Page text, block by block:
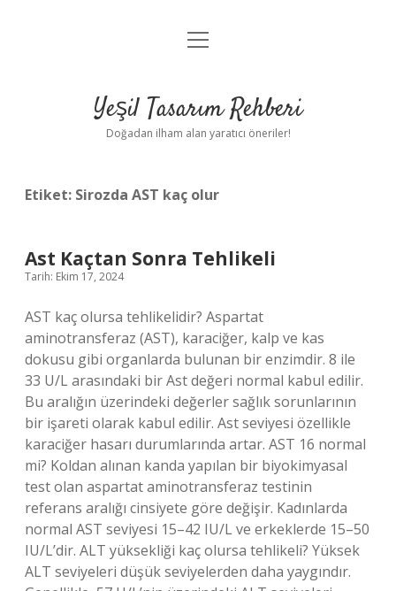
Anasayfa
Yasal Uyarı
menüyü
Yeşil Tasarım Rehberi
Doğadan ilham alan yaratıcı öneriler!
Etiket: Sirozda AST kaç olur
Ast Kaçtan Sonra Tehlikeli
Tarih: Ekim 17, 2024
AST kaç olursa tehlikelidir? Aspartat
aminotransferaz (AST), karaciğer, kalp ve kas
dokusu gibi organlarda bulunan bir enzimdir. 8 ile
33 U/L arasındaki bir Ast değeri normal kabul edilir.
Bu aralığın üzerindeki değerler sağlık sorunlarının
bir işareti olarak kabul edilir. Ast seviyesi özellikle
karaciğer hasarı durumlarında artar. AST 16 normal
mi? Koldan alınan kanda yapılan bir biyokimyasal
test olan aspartat aminotransferaz testinin
referans aralığı cinsiyete göre değişir. Kadınlarda
normal AST seviyesi 15–42 IU/L ve erkeklerde 15–50
IU/L’dir. ALT yüksekliği kaç olursa tehlikeli? Yüksek
ALT seviyeleri düşük seviyelerden daha yaygındır.